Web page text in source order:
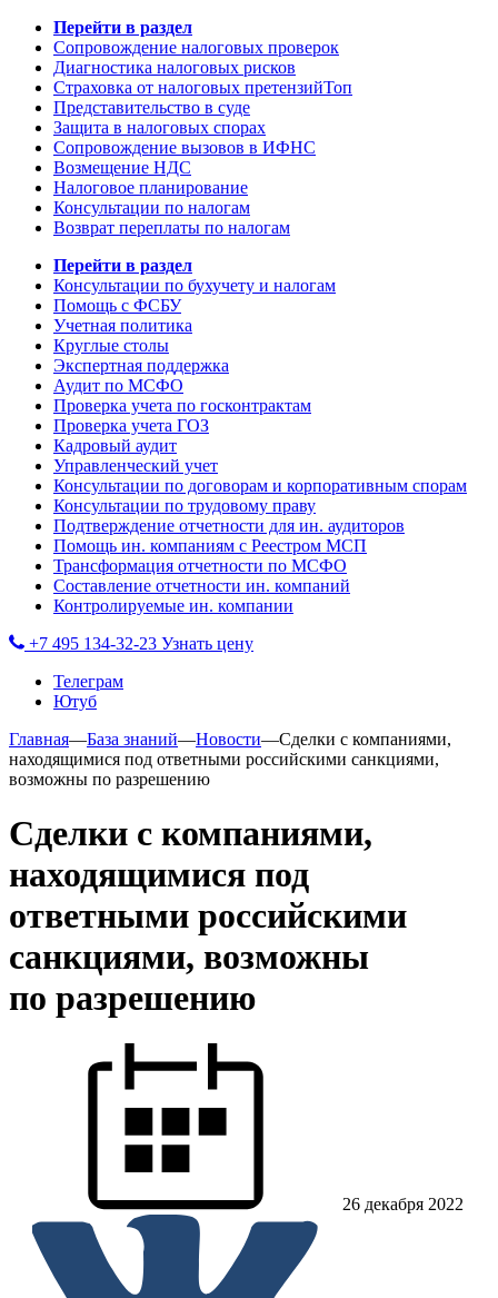
Перейти в раздел
Сопровождение налоговых проверок
Диагностика налоговых рисков
Страховка от налоговых претензийТоп
Представительство в суде
Защита в налоговых спорах
Сопровождение вызовов в ИФНС
Возмещение НДС
Налоговое планирование
Консультации по налогам
Возврат переплаты по налогам
Перейти в раздел
Консультации по бухучету и налогам
Помощь с ФСБУ
Учетная политика
Круглые столы
Экспертная поддержка
Аудит по МСФО
Проверка учета по госконтрактам
Проверка учета ГОЗ
Кадровый аудит
Управленческий учет
Консультации по договорам и корпоративным спорам
Консультации по трудовому праву
Подтверждение отчетности для ин. аудиторов
Помощь ин. компаниям с Реестром МСП
Трансформация отчетности по МСФО
Составление отчетности ин. компаний
Контролируемые ин. компании
+7 495 134-32-23 Узнать цену
Телеграм
Ютуб
Главная—База знаний—Новости—Сделки с компаниями,
находящимися под ответными российскими санкциями,
возможны по разрешению
Сделки с компаниями,
находящимися под
ответными российскими
санкциями, возможны
по разрешению
26 декабря 2022